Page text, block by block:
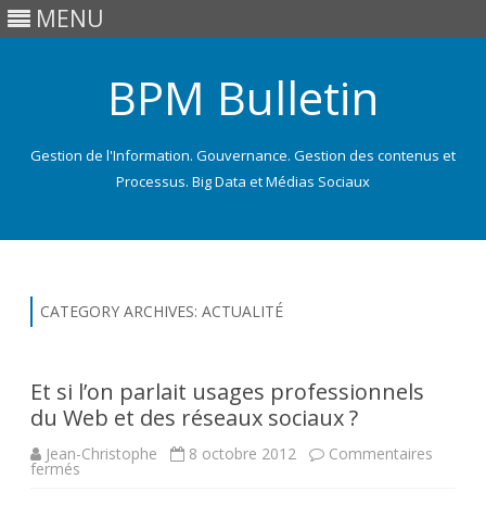
MENU
BPM Bulletin
Gestion de l'Information. Gouvernance. Gestion des contenus et
Processus. Big Data et Médias Sociaux
CATEGORY ARCHIVES: ACTUALITÉ
Et si l’on parlait usages professionnels
du Web et des réseaux sociaux ?
Jean-Christophe 8 octobre 2012 Commentaires
fermés